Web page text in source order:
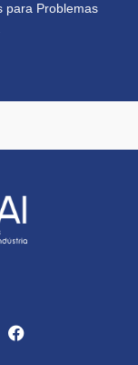
para Problemas